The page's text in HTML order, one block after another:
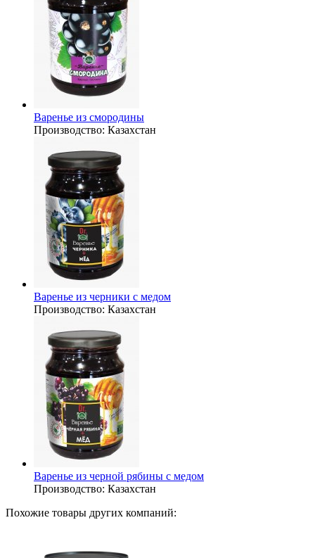
Варенье из смородины
Производство: Казахстан
Варенье из черники с медом
Производство: Казахстан
Варенье из черной рябины с медом
Производство: Казахстан
Похожие товары других компаний: